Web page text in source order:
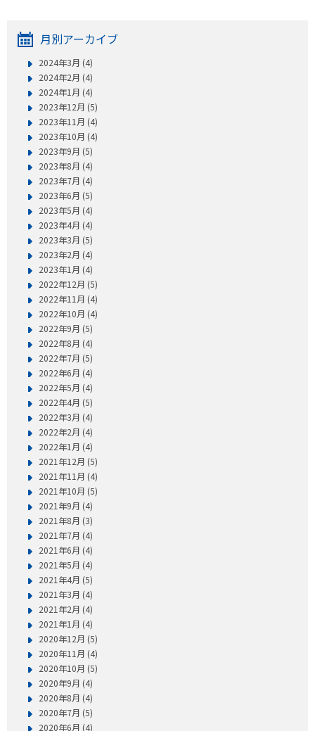
月別アーカイブ
2024年3月 (4)
2024年2月 (4)
2024年1月 (4)
2023年12月 (5)
2023年11月 (4)
2023年10月 (4)
2023年9月 (5)
2023年8月 (4)
2023年7月 (4)
2023年6月 (5)
2023年5月 (4)
2023年4月 (4)
2023年3月 (5)
2023年2月 (4)
2023年1月 (4)
2022年12月 (5)
2022年11月 (4)
2022年10月 (4)
2022年9月 (5)
2022年8月 (4)
2022年7月 (5)
2022年6月 (4)
2022年5月 (4)
2022年4月 (5)
2022年3月 (4)
2022年2月 (4)
2022年1月 (4)
2021年12月 (5)
2021年11月 (4)
2021年10月 (5)
2021年9月 (4)
2021年8月 (3)
2021年7月 (4)
2021年6月 (4)
2021年5月 (4)
2021年4月 (5)
2021年3月 (4)
2021年2月 (4)
2021年1月 (4)
2020年12月 (5)
2020年11月 (4)
2020年10月 (5)
2020年9月 (4)
2020年8月 (4)
2020年7月 (5)
2020年6月 (4)